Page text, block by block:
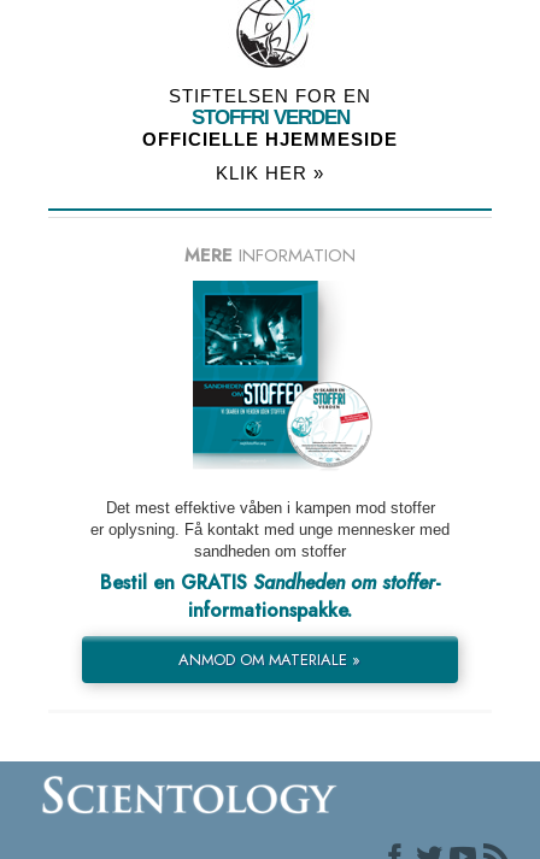
STIFTELSEN FOR EN
STOFFRI VERDEN
OFFICIELLE HJEMMESIDE
KLIK HER »
MERE INFORMATION
Det mest effektive våben i kampen mod stoffer
er oplysning. Få kontakt med unge mennesker med
sandheden om stoffer
Bestil en GRATIS Sandheden om stoffer-
informationspakke.
ANMOD OM MATERIALE »